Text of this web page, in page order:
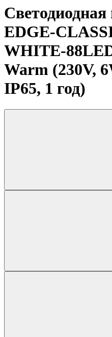
EDGE-
WHITE-
Warm (230V,
IP65, 1 год)